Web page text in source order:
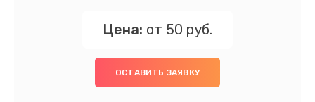
Цена: от 50 руб.
ОСТАВИТЬ ЗАЯВКУ